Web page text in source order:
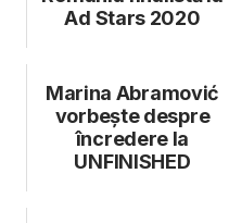
Ad Stars 2020
Marina Abramović
vorbește despre
încredere la
UNFINISHED